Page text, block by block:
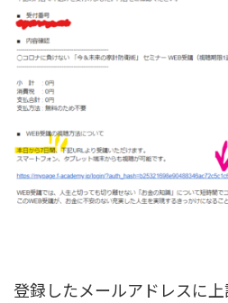
登録したメールアドレスに